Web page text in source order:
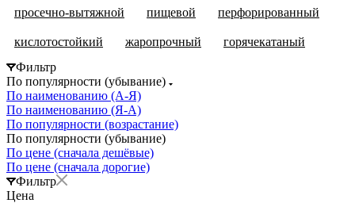
просечно-вытяжной пищевой перфорированный
кислотостойкий жаропрочный
горячекатаный
Фильтр
По популярности (убывание)
По наименованию (А-Я)
По наименованию (Я-А)
По популярности (возрастание)
По популярности (убывание)
По цене (сначала дешёвые)
По цене (сначала дорогие)
Фильтр
Цена